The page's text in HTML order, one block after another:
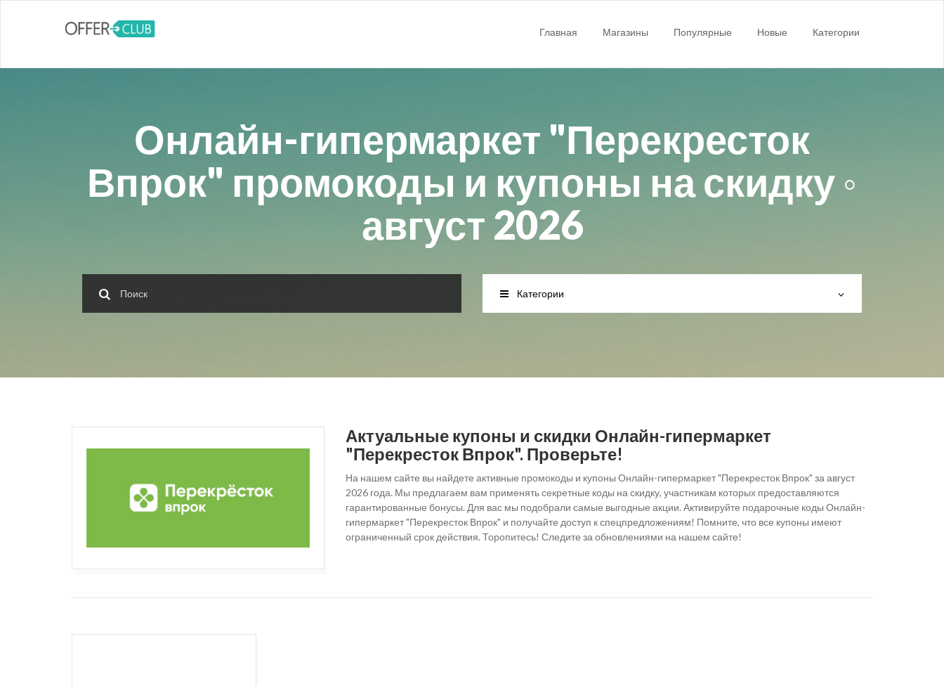
Главная Магазины Популярные Новые Категории
Онлайн-гипермаркет "Перекресток
Впрок" промокоды и купоны на скидку ◦
август 2026
Категории
Актуальные купоны и скидки Онлайн-гипермаркет
"Перекресток Впрок". Проверьте!
На нашем сайте вы найдете активные промокоды и купоны Онлайн-гипермаркет "Перекресток Впрок" за август
2026 года. Мы предлагаем вам применять секретные коды на скидку, участникам которых предоставляются
гарантированные бонусы. Для вас мы подобрали самые выгодные акции. Активируйте подарочные коды Онлайн-
гипермаркет "Перекресток Впрок" и получайте доступ к спецпредложениям! Помните, что все купоны имеют
ограниченный срок действия. Торопитесь! Следите за обновлениями на нашем сайте!